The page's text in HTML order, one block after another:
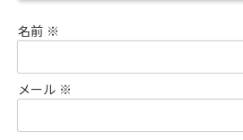
名前 ※
メール ※